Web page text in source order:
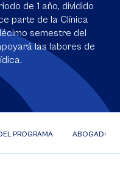
de 1 año, dividido
parte de la Clínica
semestre del
las labores de
PROGRAMA ABOGADO